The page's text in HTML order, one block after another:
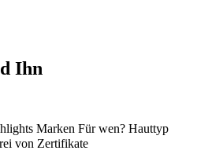
Ihn
Marken Für wen? Hauttyp
von Zertifikate